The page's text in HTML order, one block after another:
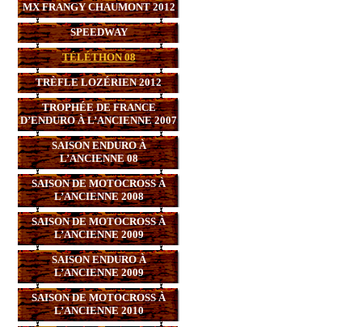
MX FRANGY CHAUMONT 2012
SPEEDWAY
TÉLÉTHON 08
TRÈFLE LOZÉRIEN 2012
TROPHÉE DE FRANCE
D’ENDURO À L’ANCIENNE 2007
SAISON ENDURO À
L’ANCIENNE 08
SAISON DE MOTOCROSS À
L’ANCIENNE 2008
SAISON DE MOTOCROSS À
L’ANCIENNE 2009
SAISON ENDURO À
L’ANCIENNE 2009
SAISON DE MOTOCROSS À
L’ANCIENNE 2010